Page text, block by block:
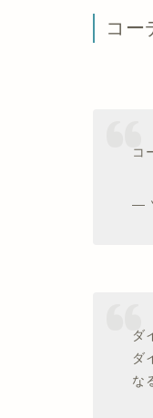
コー
コ
—
ダ
ダ
な